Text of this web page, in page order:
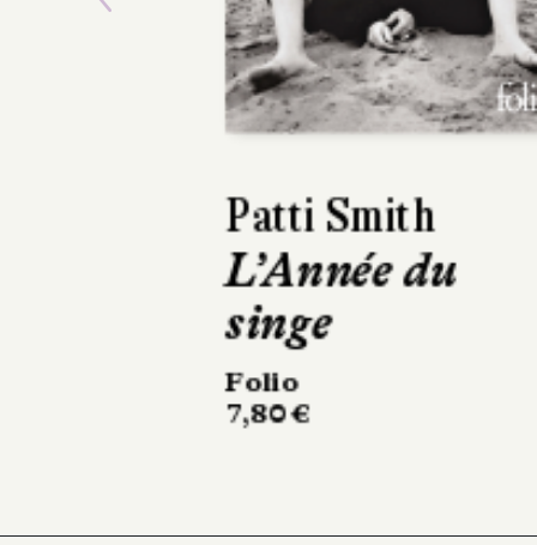
Damon Galgut
La Promesse
L'Olivier
304 pages, 23 €
Previous